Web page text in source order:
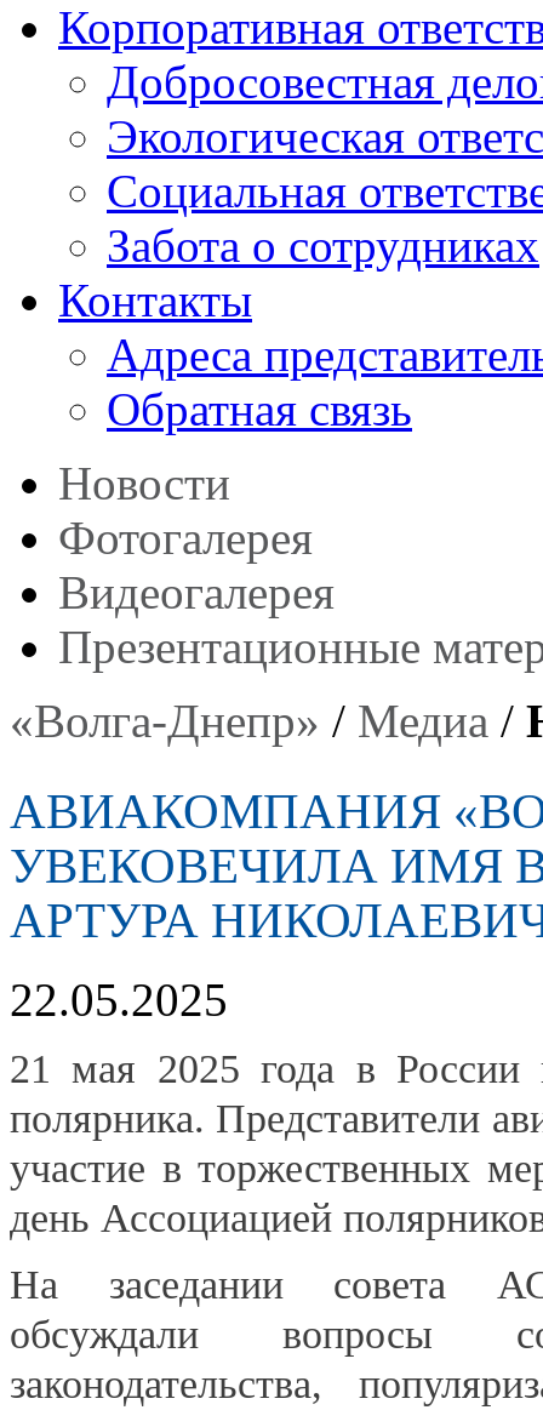
Корпоративная
Добросовестная
Экологическая
Социальная
Забота о сотрудниках
Контакты
Адреса
Обратная связь
Новости
Фотогалерея
Видеогалерея
Презентационные
«Волга-Днепр» / Медиа /
АВИАКОМПАНИЯ
УВЕКОВЕЧИЛА ИМЯ
АРТУРА
22.05.2025
21 мая 2025 года в России
полярника. Представители
участие в торжественных
день Ассоциацией
На заседании совета
обсуждали вопросы
законодательства,